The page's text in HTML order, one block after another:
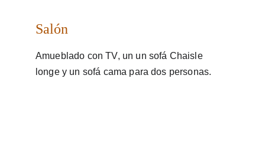
Salón
Amueblado con TV, un un sofá Chaisle
longe y un sofá cama para dos personas.